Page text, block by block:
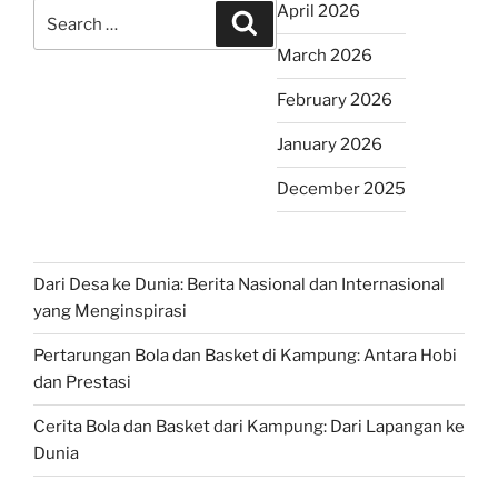
for:
Search
April 2026
March 2026
February 2026
January 2026
December 2025
Dari Desa ke Dunia: Berita Nasional dan Internasional
yang Menginspirasi
Pertarungan Bola dan Basket di Kampung: Antara Hobi
dan Prestasi
Cerita Bola dan Basket dari Kampung: Dari Lapangan ke
Dunia